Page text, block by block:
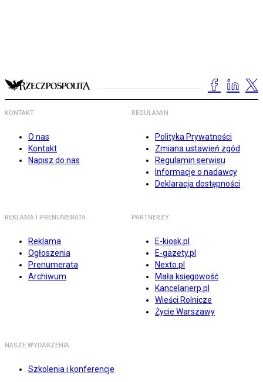
KONTAKT
O nas
Kontakt
Napisz do nas
REGULAMIN
Polityka Prywatności
Zmiana ustawień zgód
Regulamin serwisu
Informacje o nadawcy
Deklaracja dostępności
REKLAMA I PRENUMERATA
Reklama
Ogłoszenia
Prenumerata
Archiwum
PARTNERZY
E-kiosk.pl
E-gazety.pl
Nexto.pl
Mała księgowość
Kancelarierp.pl
Wieści Rolnicze
Życie Warszawy
NASZE WYDARZENIA
Szkolenia i konferencje